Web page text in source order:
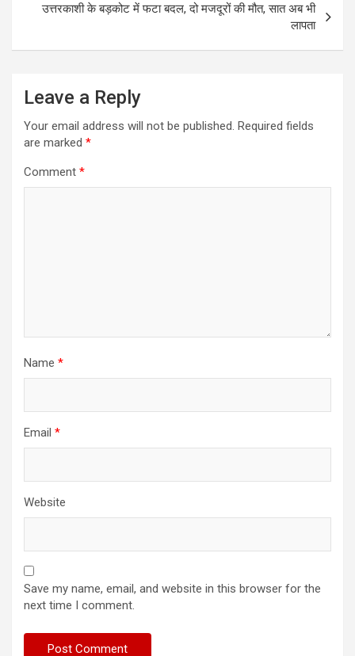
उत्तरकाशी के बड़कोट में फटा बदल, दो मजदूरों की मौत, सात अब भी
लापता
Leave a Reply
Your email address will not be published. Required fields
are marked *
Comment *
Name *
Email *
Website
Save my name, email, and website in this browser for the
next time I comment.